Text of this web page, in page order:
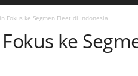
Fokus ke Segmen Fleet di Indonesia
ke